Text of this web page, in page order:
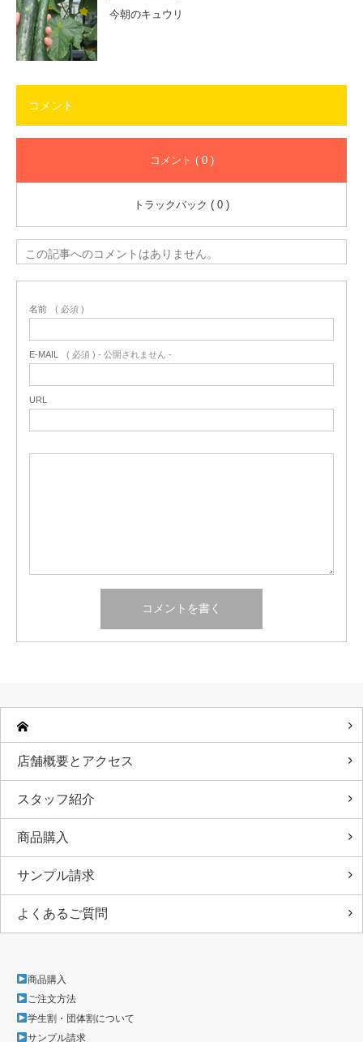
今朝のキュウリ
コメント
コメント ( 0 )
トラックバック ( 0 )
この記事へのコメントはありません。
名前 ( 必須 )
E-MAIL ( 必須 ) - 公開されません -
URL
店舗概要とアクセス
スタッフ紹介
商品購入
サンプル請求
よくあるご質問
商品購入
ご注文方法
学生割・団体割について
サンプル請求